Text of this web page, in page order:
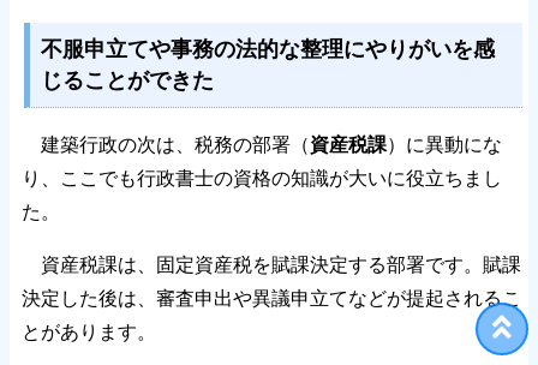
不服申立てや事務の法的な整理にやりがいを感
じることができた
建築行政の次は、税務の部署（資産税課）に異動にな
り、ここでも行政書士の資格の知識が大いに役立ちまし
た。
資産税課は、固定資産税を賦課決定する部署です。賦課
決定した後は、審査申出や異議申立てなどが提起されるこ
とがあります。